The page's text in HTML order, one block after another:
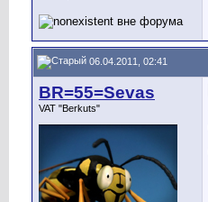
06.04.2011, 02:41
BR=55=Sevas
VAT "Berkuts"